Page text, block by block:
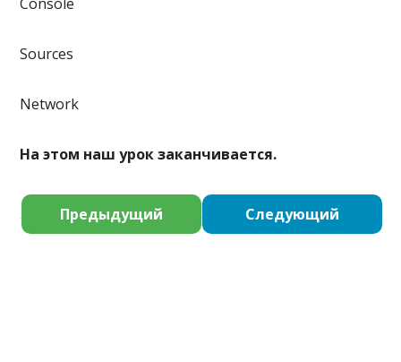
Sourсes
Network
На этом наш урок заканчивается.
Предыдущий Следующий